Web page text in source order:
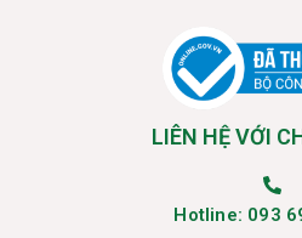
LIÊN HỆ VỚI
Hotline: 093